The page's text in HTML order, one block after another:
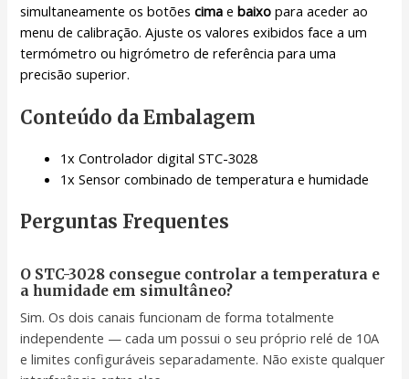
simultaneamente os botõescima ebaixo para aceder ao
menu de calibração. Ajuste os valores exibidos face a um
termómetro ou higrómetro de referência para uma
precisão superior.
Conteúdo da Embalagem
1x Controlador digital STC-3028
1x Sensor combinado de temperatura e humidade
Perguntas Frequentes
O STC-3028 consegue controlar a temperatura e
a humidade em simultâneo?
Sim. Os dois canais funcionam de forma totalmente
independente — cada um possui o seu próprio relé de 10A
e limites configuráveis separadamente. Não existe qualquer